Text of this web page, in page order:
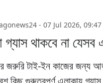
- 07 Jul 2026,
গ্যাস থাকবে না যেসব
জরুরি টাই-ইন কাজের জন্য